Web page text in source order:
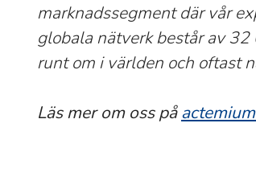
marknadssegment där vår
globala nätverk består av
runt om i världen och oftast
Läs mer om oss på